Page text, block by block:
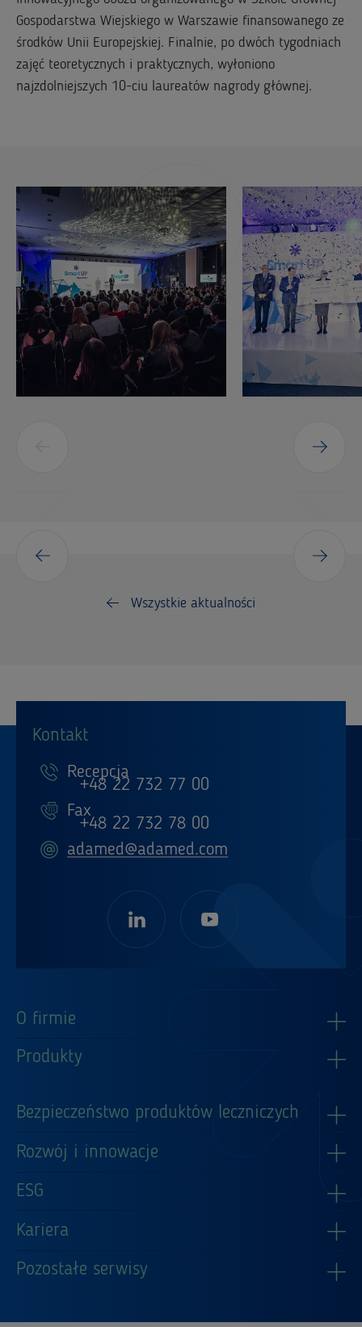
Gospodarstwa Wiejskiego w Warszawie finansowanego ze
środków Unii Europejskiej. Finalnie, po dwóch tygodniach
zajęć teoretycznych i praktycznych, wyłoniono
najzdolniejszych 10-ciu laureatów nagrody głównej.
Wszystkie aktualności
O firmie
Produkty
Bezpieczeństwo produktów leczniczych
Rozwój i innowacje
ESG
Kariera
Pozostałe serwisy
Kontakt
Recepcja
+48 22 732 77 00
Fax
+48 22 732 78 00
adamed@adamed.com